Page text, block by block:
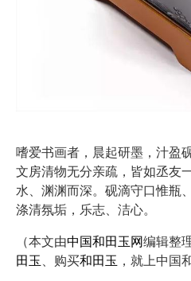
嗜爱书画者，晨起研墨，汁盈
文房清物无分亲疏，皆如丞友
水、渊渊而深。砚滴守口惟瓶
涤清氛垢，乐志、洁心。
（本文由中国和田玉网编辑整
田玉
、购买和田玉 ，就上中国